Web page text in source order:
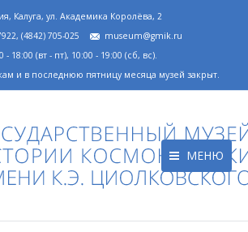
Калуга, ул. Академика Королёва, 2
(4842) 705-025
museum@gmik.ru
- 18:00 (вт - пт), 10:00 - 19:00 (сб, вс).
и в последнюю пятницу месяца музей закрыт.
МЕНЮ